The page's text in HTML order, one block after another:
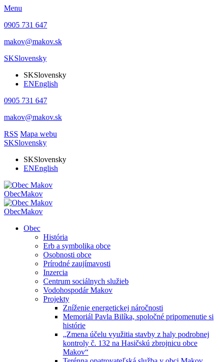
Menu
0905 731 647
makov@makov.sk
SKSlovensky
SKSlovensky
ENEnglish
0905 731 647
makov@makov.sk
RSS Mapa webu
SKSlovensky
SKSlovensky
ENEnglish
ObecMakov
ObecMakov
Obec
História
Erb a symbolika obce
Osobnosti obce
Prírodné zaujímavosti
Inzercia
Centrum sociálnych služieb
Vodohospodár Makov
Projekty
Zníženie energetickej náročnosti
Memoriál Pavla Bilíka, spoločné pripomenutie si
histórie
„Zmena účelu využitia stavby z haly podrobnej
kontroly č. 132 na Hasičskú zbrojnicu obce
Makov“